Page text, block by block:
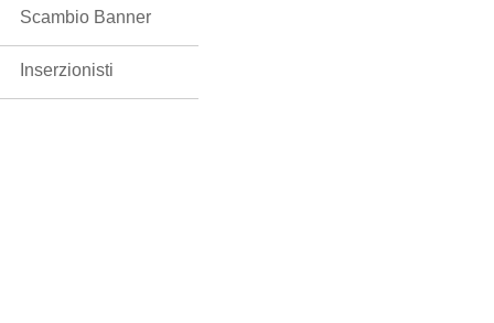
Scambio Banner
Inserzionisti